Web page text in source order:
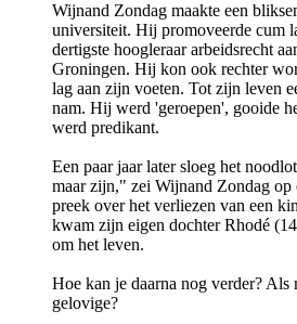
Wijnand Zondag maakte een
universiteit. Hij promoveerde cum
dertigste hoogleraar arbeidsrecht
Groningen. Hij kon ook rechter
lag aan zijn voeten. Tot zijn leven
nam. Hij werd 'geroepen', gooide
werd predikant.
Een paar jaar later sloeg het
maar zijn," zei Wijnand Zondag op
preek over het verliezen van een
kwam zijn eigen dochter Rhodé
om het leven.
Hoe kan je daarna nog verder? Als
gelovige?